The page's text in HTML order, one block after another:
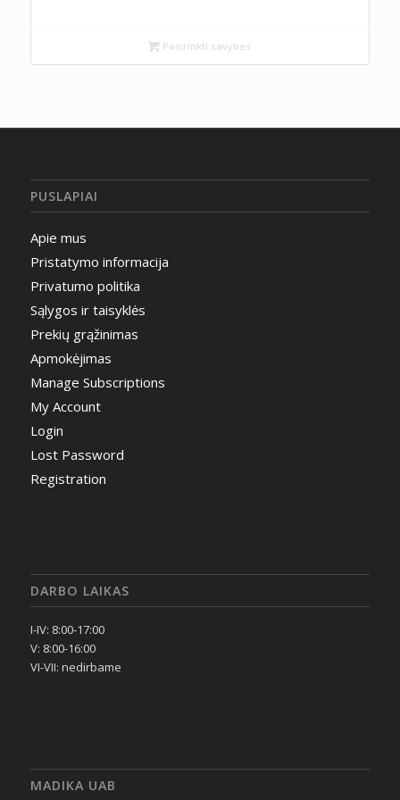
0,25 €.
Pasirinkti savybes
PUSLAPIAI
Apie mus
Pristatymo informacija
Privatumo politika
Sąlygos ir taisyklės
Prekių grąžinimas
Apmokėjimas
Manage Subscriptions
My Account
Login
Lost Password
Registration
DARBO LAIKAS
I-IV: 8:00-17:00
V: 8:00-16:00
VI-VII: nedirbame
MADIKA UAB